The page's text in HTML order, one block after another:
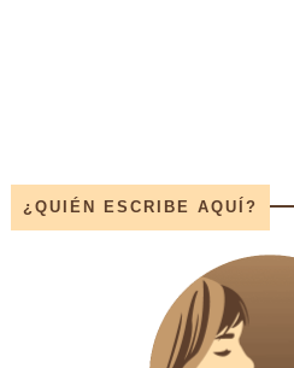
¿QUIÉN ESCRIBE AQUÍ?